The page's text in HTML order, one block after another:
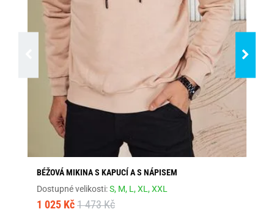
BÉŽOVÁ MIKINA S KAPUCÍ A S NÁPISEM
Dostupné velikosti:S, M, L,XL,XXL
1 025 Kč 1 473 Kč